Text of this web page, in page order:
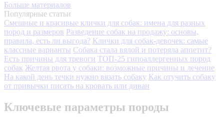
Больше материалов
Популярные статьи
Смешные и красивые клички для собак: имена для разных
пород и размеров Разведение собак на продажу: основы,
правила, есть ли выгода? Клички для собак-девочек: самые
классные варианты Собака стала вялой и потеряла аппетит?
Есть причины для тревоги ТОП-25 гипоаллергенных пород
собак Желтая рвота у собаки: возможные причины и лечение
На какой день течки нужно вязать собаку Как отучить собаку
от привычки писать на кровать или диван
Ключевые параметры породы